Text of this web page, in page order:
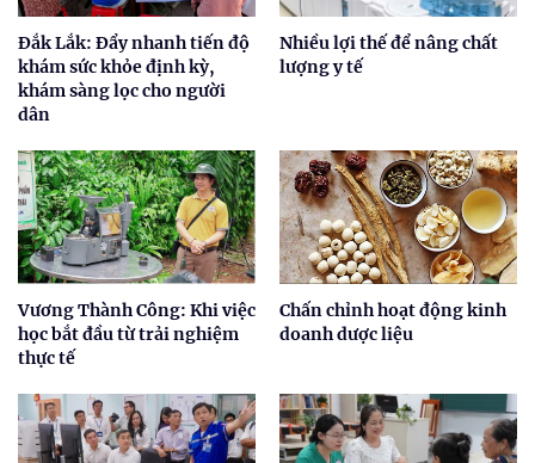
Đắk Lắk: Đẩy nhanh tiến độ
khám sức khỏe định kỳ,
khám sàng lọc cho người
dân
Nhiều lợi thế để nâng chất
lượng y tế
Vương Thành Công: Khi việc
học bắt đầu từ trải nghiệm
thực tế
Chấn chỉnh hoạt động kinh
doanh dược liệu